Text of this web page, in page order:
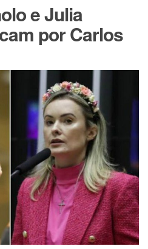
e Julia
por Carlos